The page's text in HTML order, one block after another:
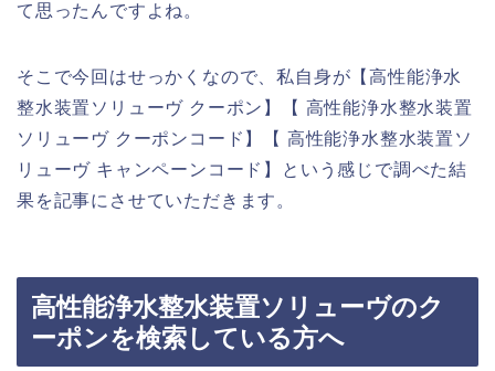
て思ったんですよね。
そこで今回はせっかくなので、私自身が【高性能浄水
整水装置ソリューヴ クーポン】【 高性能浄水整水装置
ソリューヴ クーポンコード】【 高性能浄水整水装置ソ
リューヴ キャンペーンコード】という感じで調べた結
果を記事にさせていただきます。
高性能浄水整水装置ソリューヴのク
ーポンを検索している方へ